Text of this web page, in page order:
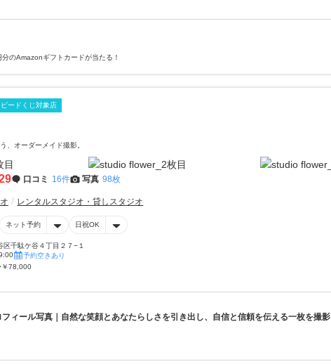
のAmazonギフトカードが当たる！
ードくじ対象店
、オーダーメイド撮影。
口コミ 16件 写真 98枚
レンタルスタジオ・貸しスタジオ
ネット予約 日祝OK
区千駄ケ谷４丁目２７−１
予約空きあり
￥78,000
ィール写真｜自然な笑顔とあなたらしさを引き出し、自信と信頼を伝える一枚を撮影